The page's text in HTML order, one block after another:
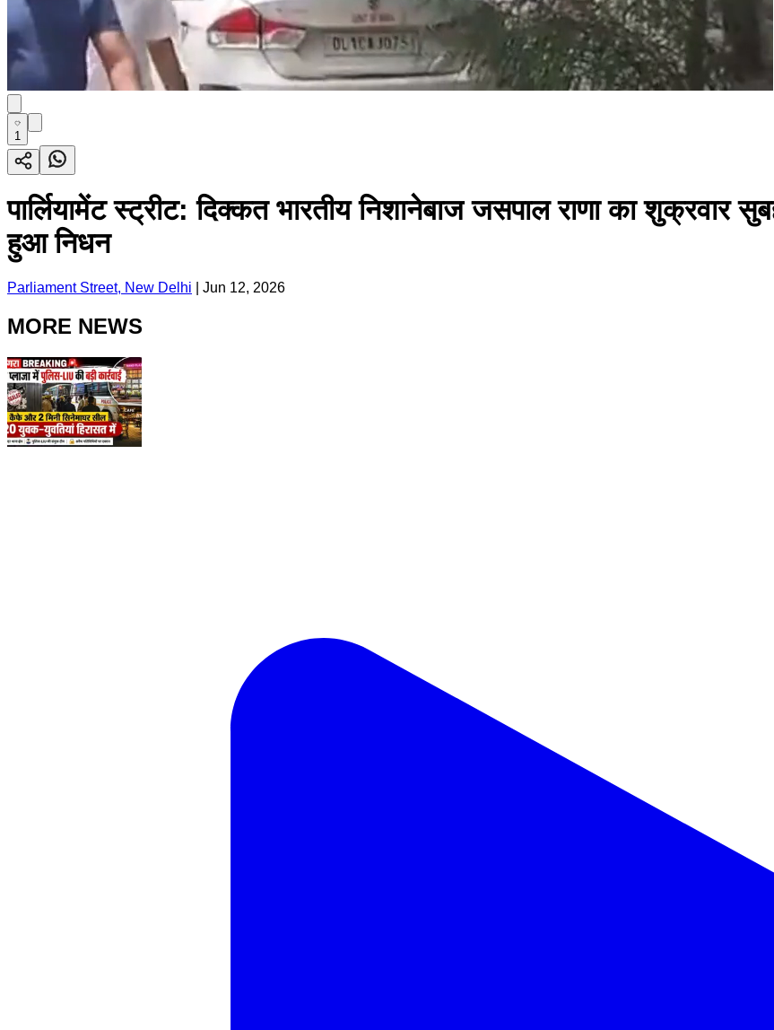
1
पार्लियामेंट स्ट्रीट: दिक्कत भारतीय निशानेबाज जसपाल राणा का
हुआ निधन
Parliament Street, New Delhi Jun 12, 2026
MORE NEWS